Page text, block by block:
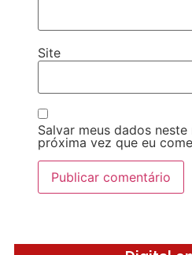
Site
Salvar meus dados
próxima vez que eu